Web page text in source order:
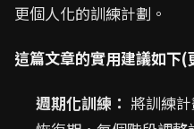
更個人化的訓練計劃。
這篇文章的實用建議如下
週期化訓練： 將訓練